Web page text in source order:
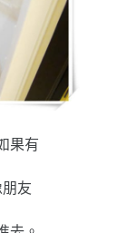
果有
友